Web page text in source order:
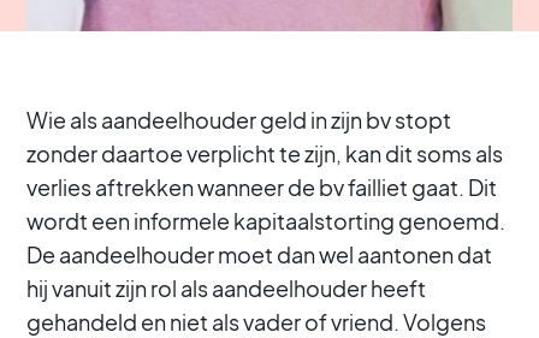
Wie als aandeelhouder geld in zijn bv stopt
zonder daartoe verplicht te zijn, kan dit soms als
verlies aftrekken wanneer de bv failliet gaat. Dit
wordt een informele kapitaalstorting genoemd.
De aandeelhouder moet dan wel aantonen dat
hij vanuit zijn rol als aandeelhouder heeft
gehandeld en niet als vader of vriend. Volgens